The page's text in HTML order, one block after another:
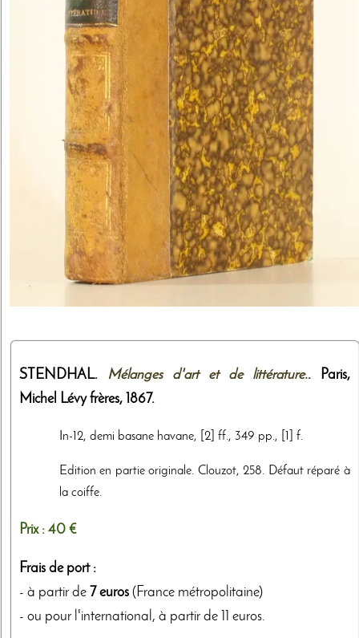
STENDHAL. Mélanges d'art et de littérature.. Paris,
Michel Lévy frères, 1867.
In-12, demi basane havane, [2] ff., 349 pp., [1] f.
Edition en partie originale. Clouzot, 258. Défaut réparé à
la coiffe.
Prix : 40 €
Frais de port :
- à partir de 7 euros (France métropolitaine)
- ou pour l'international, à partir de 11 euros.